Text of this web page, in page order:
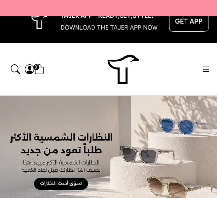
0
تاجر — Home page default h1 desc